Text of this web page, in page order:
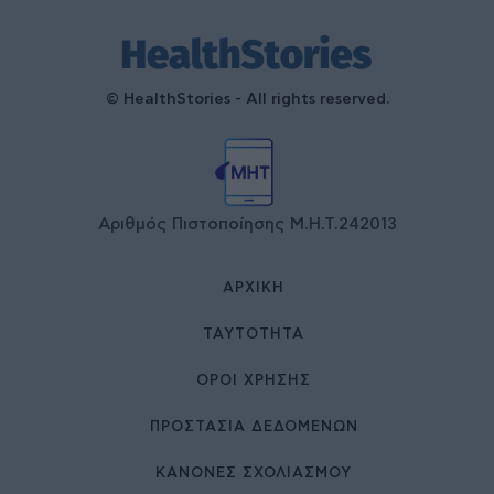
© HealthStories - All rights reserved.
Αριθμός Πιστοποίησης Μ.Η.Τ.242013
ΑΡΧΙΚΉ
ΤΑΥΤΌΤΗΤΑ
ΌΡΟΙ ΧΡΉΣΗΣ
ΠΡΟΣΤΑΣΙΑ ΔΕΔΟΜΕΝΩΝ
ΚΑΝΟΝΕΣ ΣΧΟΛΙΑΣΜΟΥ